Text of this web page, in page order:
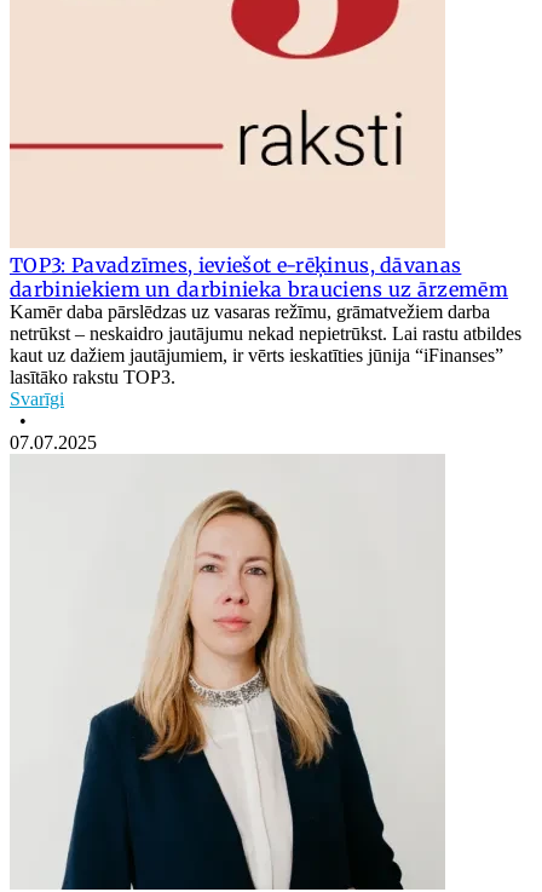
TOP3: Pavadzīmes, ieviešot e-rēķinus, dāvanas
darbiniekiem un darbinieka brauciens uz ārzemēm
Kamēr daba pārslēdzas uz vasaras režīmu, grāmatvežiem darba
netrūkst – neskaidro jautājumu nekad nepietrūkst. Lai rastu atbildes
kaut uz dažiem jautājumiem, ir vērts ieskatīties jūnija “iFinanses”
lasītāko rakstu TOP3.
Svarīgi
•
07.07.2025